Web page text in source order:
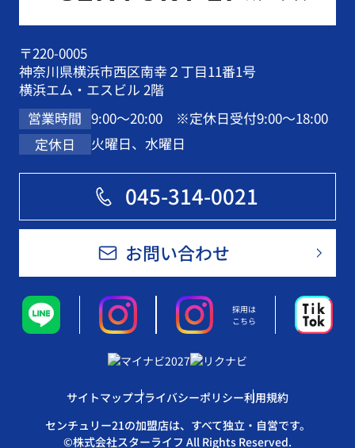
〒220-0005
神奈川県横浜市西区南幸２丁目11番1号
横浜エム・エスビル 2階
営業時間 9:00～20:00 ※定休日受付9:00～18:00
定休日
火曜日、水曜日
045-314-0021
お問い合わせ
採用は
こちら
サイトマッププライバシーポリシー利用規約
センチュリー21の加盟店は、すべて独立・自営です。
©株式会社スターライフ All Rights Reserved.